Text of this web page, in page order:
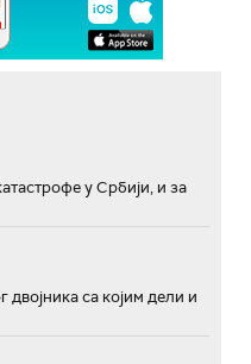
у Србији, и за
двојника са којим дели и